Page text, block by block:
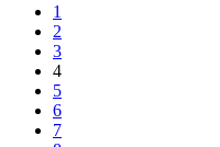
1
2
3
4
5
6
7